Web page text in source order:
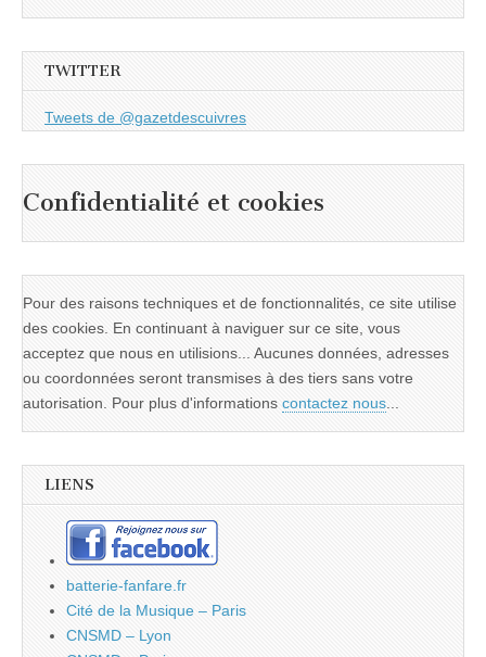
TWITTER
Tweets de @gazetdescuivres
Confidentialité et cookies
Pour des raisons techniques et de fonctionnalités, ce site utilise
des cookies. En continuant à naviguer sur ce site, vous
acceptez que nous en utilisions... Aucunes données, adresses
ou coordonnées seront transmises à des tiers sans votre
autorisation. Pour plus d'informations contactez nous
LIENS
batterie-fanfare.fr
Cité de la Musique – Paris
CNSMD – Lyon